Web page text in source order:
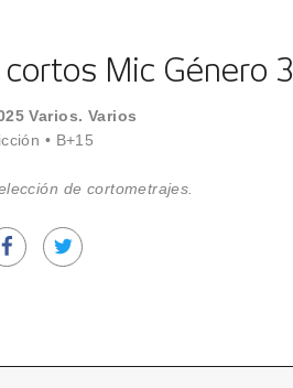
cortos Mic Género 3
Varios. Varios
• B+15
de cortometrajes.